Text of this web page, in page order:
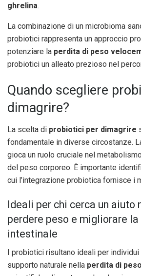
ghrelina.
La combinazione di un microbioma
probiotici rappresenta un approccio
potenziare la perdita di peso
probiotici un alleato prezioso nel
Quando scegliere
dimagrire?
La scelta di probiotici per dimagrire
fondamentale in diverse circostanze.
gioca un ruolo cruciale nel
del peso corporeo. È importante
cui l’integrazione probiotica fornisce i
Ideali per chi cerca un aiuto
perdere peso e migliorare
intestinale
I probiotici risultano ideali per
supporto naturale nella perdita di peso